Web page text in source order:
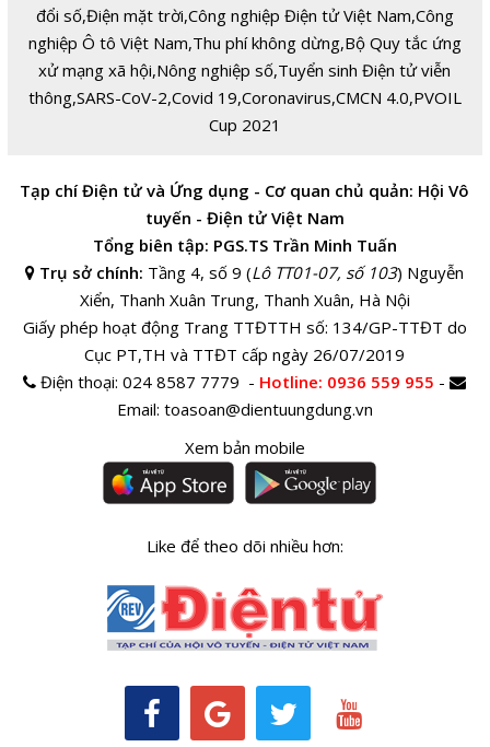
đổi số,Điện mặt trời,Công nghiệp Điện tử Việt Nam,Công
nghiệp Ô tô Việt Nam,Thu phí không dừng,Bộ Quy tắc ứng
xử mạng xã hội,Nông nghiệp số,Tuyển sinh Điện tử viễn
thông,SARS-CoV-2,Covid 19,Coronavirus,CMCN 4.0,PVOIL
Cup 2021
Tạp chí Điện tử và Ứng dụng - Cơ quan chủ quản: Hội Vô
tuyến - Điện tử Việt Nam
Tổng biên tập: PGS.TS Trần Minh Tuấn
Trụ sở chính: Tầng 4, số 9 (Lô TT01-07, số 103) Nguyễn
Xiển, Thanh Xuân Trung, Thanh Xuân, Hà Nội
Giấy phép hoạt động Trang TTĐTTH số: 134/GP-TTĐT do
Cục PT,TH và TTĐT cấp ngày 26/07/2019
Điện thoại:024 8587 7779 - Hotline: 0936 559 955 -
Email: toasoan@dientuungdung.vn
Xem bản mobile
Like để theo dõi nhiều hơn: